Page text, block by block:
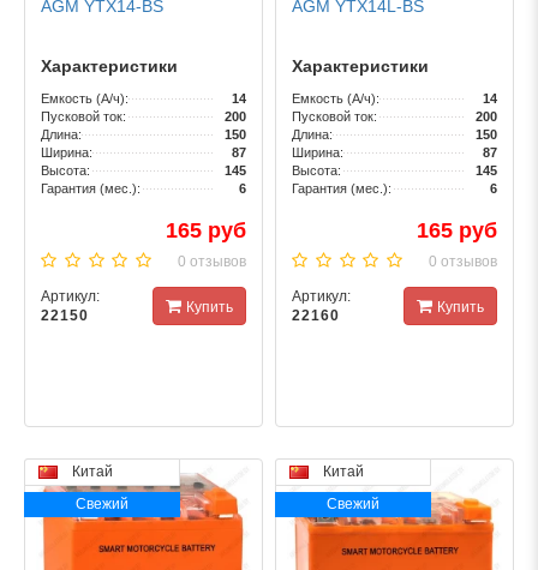
AGM YTX14-BS
Характеристики
Емкость (А/ч):
14
Пусковой ток:
200
Длина:
150
Ширина:
87
Высота:
145
Гарантия (мес.):
6
165 руб
0 отзывов
Артикул:
22150
Купить
AGM YTX14L-BS
Характеристики
Емкость (А/ч):
14
Пусковой ток:
200
Длина:
150
Ширина:
87
Высота:
145
Гарантия (мес.):
6
165 руб
0 отзывов
Артикул:
22160
Купить
Китай
Свежий
Китай
Свежий